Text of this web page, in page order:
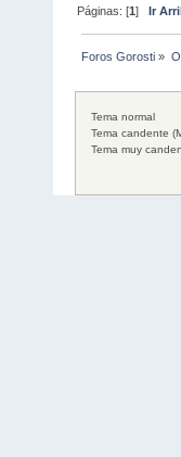
Páginas: [1]Ir
Foros Gorosti »
Tema normal
Tema candente
Tema muy